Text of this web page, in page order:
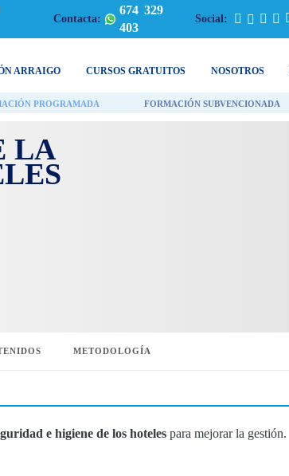
Contacta:
674 329
403
Social:
ARRAIGO CURSOS GRATUITOS NOSOTROS
PROGRAMADA FORMACIÓN SUBVENCIONADA
LA
METODOLOGÍA
e higiene de los hoteles para mejorar la gestión.